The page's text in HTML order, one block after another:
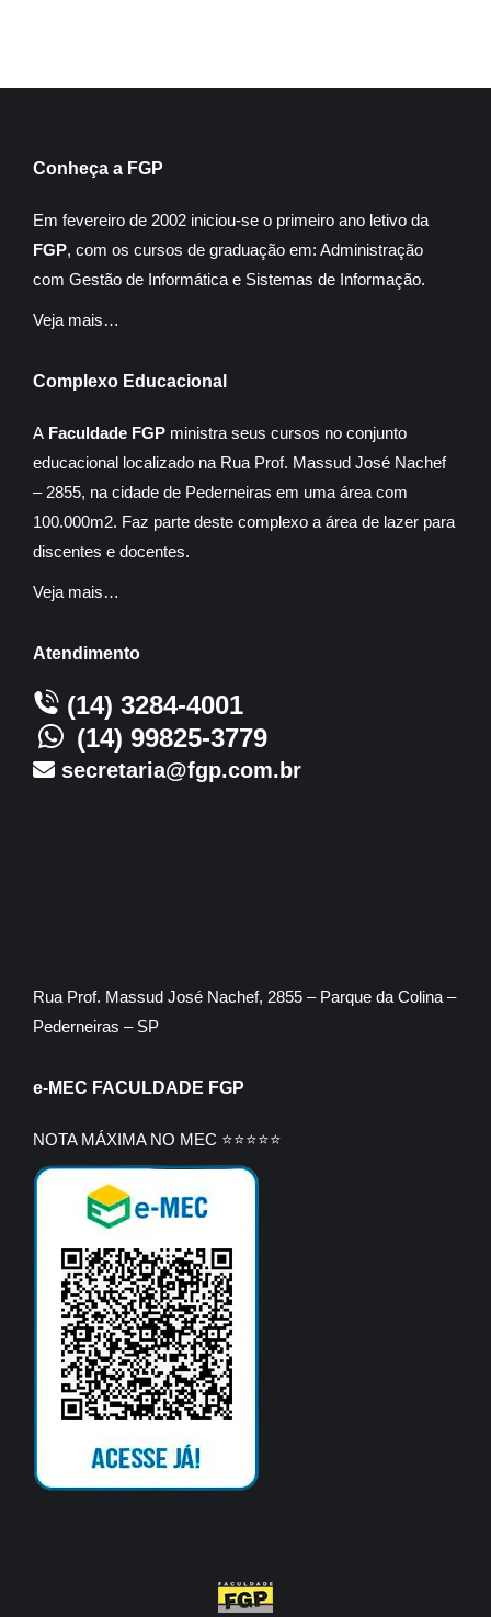
Conheça a FGP
Em fevereiro de 2002 iniciou-se o primeiro ano letivo da
FGP, com os cursos de graduação em: Administração
com Gestão de Informática e Sistemas de Informação.
Veja mais…
Complexo Educacional
A Faculdade FGP ministra seus cursos no conjunto
educacional localizado na Rua Prof. Massud José Nachef
– 2855, na cidade de Pederneiras em uma área com
100.000m2. Faz parte deste complexo a área de lazer para
discentes e docentes.
Veja mais…
Atendimento
(14) 3284-4001
(14) 99825-3779
secretaria@fgp.com.br
Rua Prof. Massud José Nachef, 2855 – Parque da Colina –
Pederneiras – SP
e-MEC FACULDADE FGP
NOTA MÁXIMA NO MEC ⭐⭐⭐⭐⭐